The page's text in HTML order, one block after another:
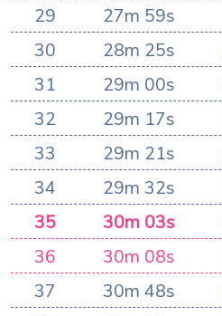
29 27m 59s
30 28m 25s
31 29m 00s
32 29m 17s
33 29m 21s
34 29m 32s
35 30m 03s
36 30m 08s
37 30m 48s